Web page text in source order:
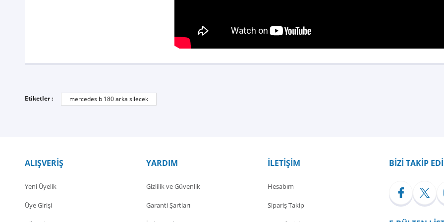
Etiketler : mercedes b 180 arka silecek
ALIŞVERİŞ
Yeni Üyelik
Üye Girişi
YARDIM
Gizlilik ve Güvenlik
Garanti Şartları
İLETİŞİM
Hesabım
Sipariş Takip
BİZİ TAKİP